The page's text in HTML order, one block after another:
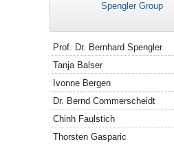
Spengler Group
Navigation
Prof. Dr. Bernhard Spengler
Tanja Balser
Ivonne Bergen
Dr. Bernd Commerscheidt
Chinh Faulstich
Thorsten Gasparic